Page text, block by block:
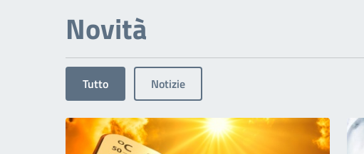
Novità
Tutto Notizie